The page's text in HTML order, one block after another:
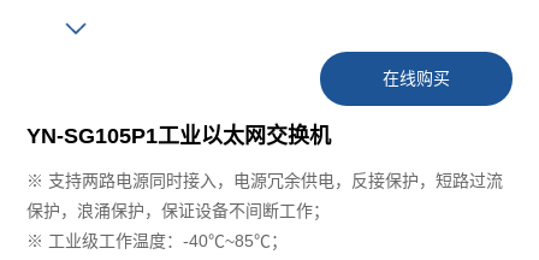
在线购买
YN-SG105P1工业以太网交换机
※ ⽀持两路电源同时接⼊，电源冗余供电，反接保护，短路过流
保护，浪涌保护，保证设备不间断⼯作；
※ ⼯业级⼯作温度：-40℃~85℃；